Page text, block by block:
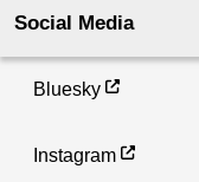
Social Media
Bluesky
Instagram